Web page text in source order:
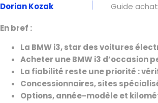
Dorian Kozak Guide achat
En bref :
La BMW i3, star des voitures
Acheter une BMW i3 d’occasion
La fiabilité reste une priorité :
Concessionnaires, sites
Options, année-modèle et